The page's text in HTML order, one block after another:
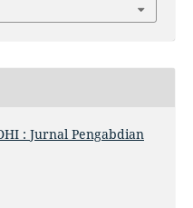
: Jurnal Pengabdian